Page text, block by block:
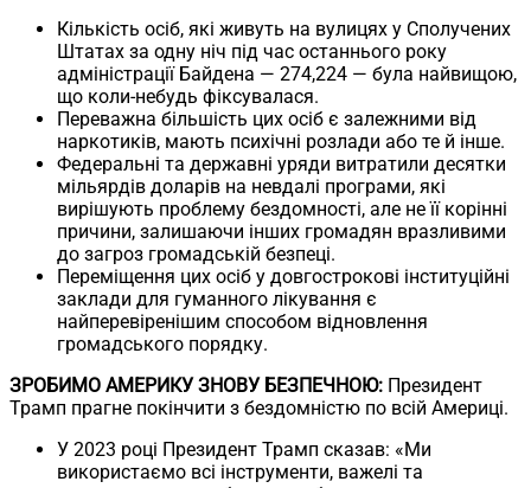
Кількість осіб, які живуть на вулицях у Сполучених
Штатах за одну ніч під час останнього року
адміністрації Байдена — 274,224 — була найвищою,
що коли-небудь фіксувалася.
Переважна більшість цих осіб є залежними від
наркотиків, мають психічні розлади або те й інше.
Федеральні та державні уряди витратили десятки
мільярдів доларів на невдалі програми, які
вирішують проблему бездомності, але не її корінні
причини, залишаючи інших громадян вразливими
до загроз громадській безпеці.
Переміщення цих осіб у довгострокові інституційні
заклади для гуманного лікування є
найперевіренішим способом відновлення
громадського порядку.
ЗРОБИМО АМЕРИКУ ЗНОВУ БЕЗПЕЧНОЮ: Президент
Трамп прагне покінчити з бездомністю по всій Америці.
У 2023 році Президент Трамп сказав: «Ми
використаємо всі інструменти, важелі та